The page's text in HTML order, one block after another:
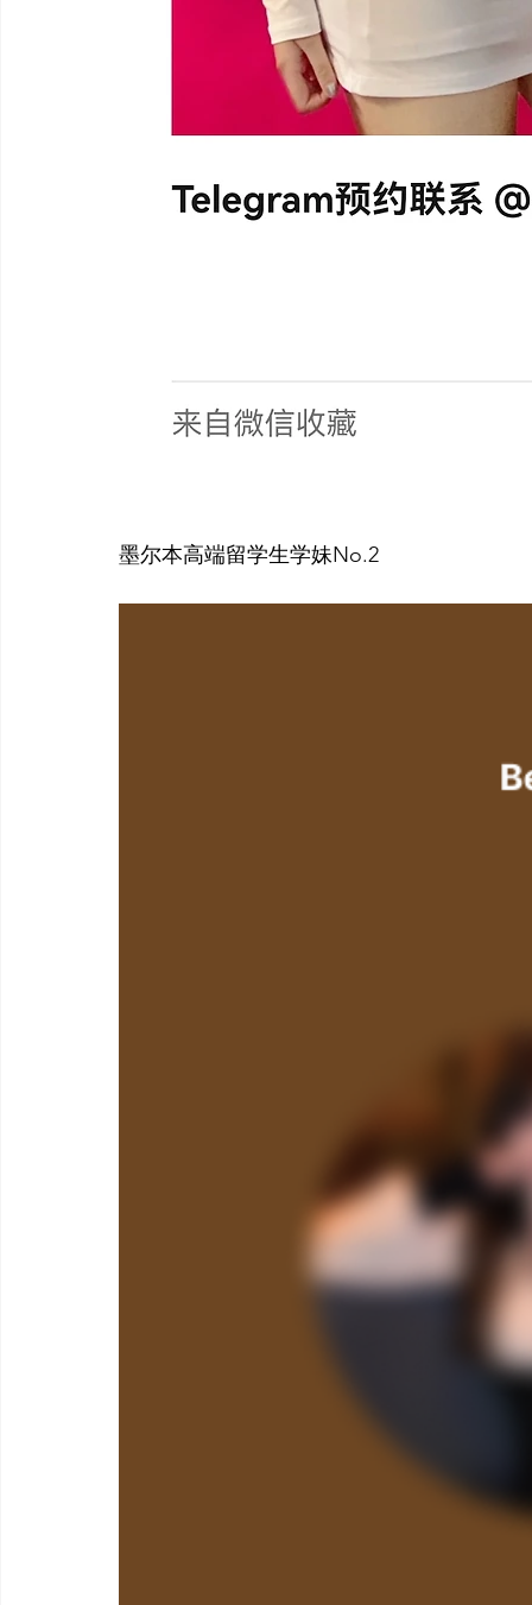
墨尔本高端留学生学妹No.2